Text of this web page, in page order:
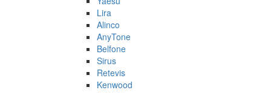
Lira
Alinco
AnyTone
Belfone
Sirus
Retevis
Kenwood